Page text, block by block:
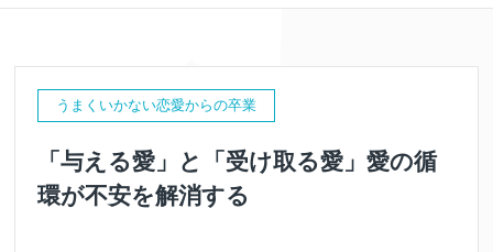
うまくいかない恋愛からの卒業
「与える愛」と「受け取る愛」愛の循
環が不安を解消する